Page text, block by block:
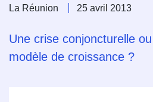
La Réunion 25 avril 2013
Une crise conjoncturelle
modèle de croissance ?